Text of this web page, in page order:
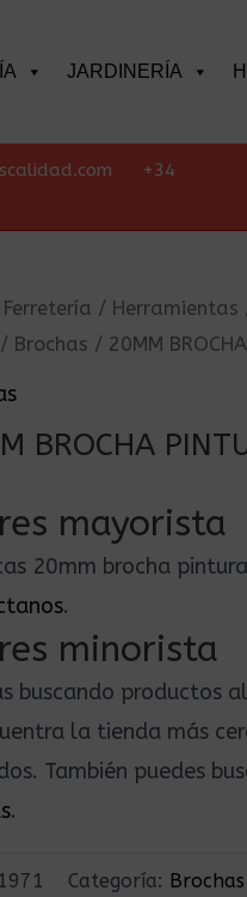
JARDINERÍA
+34
Ferretería / Herramientas
/ Brochas / 20MM
BROCHA
mayorista
20mm brocha
.
minorista
buscando productos
la tienda más
También puedes
.
Categoría: Brochas